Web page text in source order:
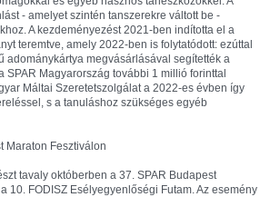
- amelyet szintén tanszerekre váltott be -
A kezdeményezést 2021-ben indította el a
teremtve, amely 2022-ben is folytatódott: ezúttal
adománykártya megvásárlásával segítették a
Magyarország további 1 millió forinttal
Máltai Szeretetszolgálat a 2022-es évben így
s a tanuláshoz szükséges egyéb
Fesztiválon
tavaly októberben a 37. SPAR Budapest
10. FODISZ Esélyegyenlőségi Futam. Az esemény